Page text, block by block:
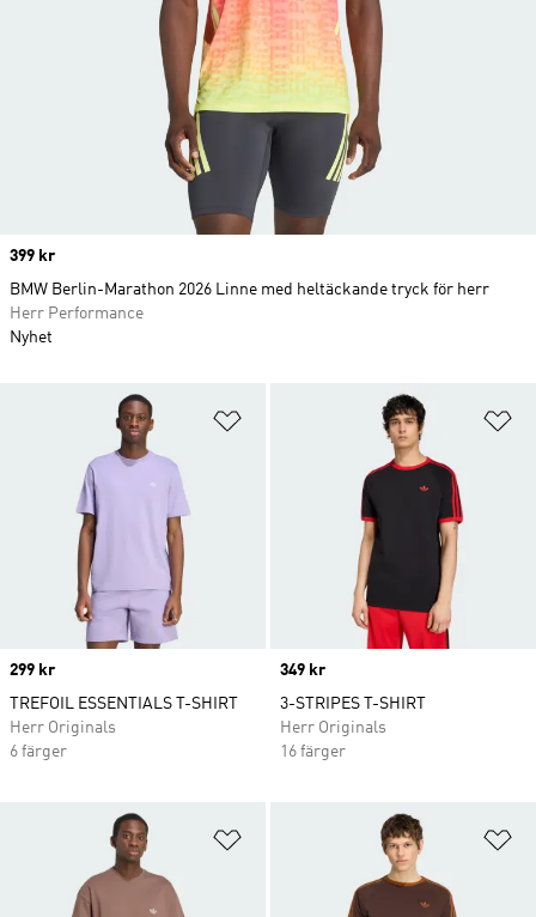
Lägg till på önskelistan
Price
299 kr
TREFOIL ESSENTIALS T-SHIRT
Herr Originals
6 färger
Price
349 kr
3-STRIPES T-SHIRT
Herr Originals
16 färger
Lägg till på önskelistan
Price
399 kr
BMW Berlin-Marathon 2026 Linne med heltäckande tryck för herr
Herr Performance
Nyhet